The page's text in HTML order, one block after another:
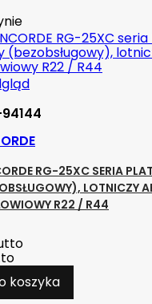
RG-25XC SERIA
LOTNICZY
R22 / R44
koszyka